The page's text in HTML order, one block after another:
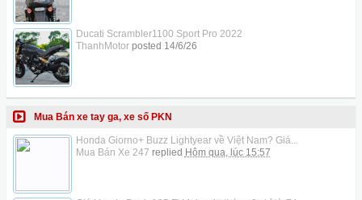
Ducati Scrambler1100 Sport Pro 2022
ThanhMotorposted 14/6/26
Mua Bán xe tay ga, xe số PKN
Honda Giorno+ Buzz Lightyear về Việt Nam? Giá...
Mua Bán Xe 247 replied Hôm qua, lúc 15:57